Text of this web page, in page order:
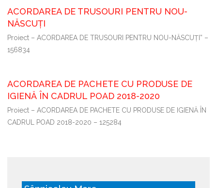
ACORDAREA DE TRUSOURI PENTRU NOU-
NĂSCUȚI
Proiect – ACORDAREA DE TRUSOURI PENTRU NOU-NĂSCUȚI” –
156834
ACORDAREA DE PACHETE CU PRODUSE DE
IGIENĂ ÎN CADRUL POAD 2018-2020
Proiect – ACORDAREA DE PACHETE CU PRODUSE DE IGIENĂ ÎN
CADRUL POAD 2018-2020 – 125284